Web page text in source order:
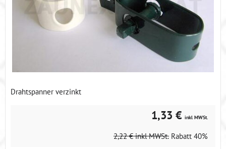
Drahtspanner verzinkt
1,33 € inkl MWSt.
2,22 € inkl MWSt. Rabatt 40%